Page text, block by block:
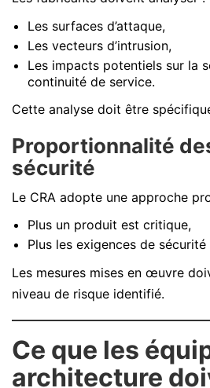
Les surfaces d’attaque,
Les vecteurs d’intrusion,
Les impacts potentiels sur la
continuité de service.
Cette analyse doit être
Proportionnalité
sécurité
Le CRA adopte une approche
Plus un produit est critique,
Plus les exigences de
Les mesures mises en œuvre
niveau de risque identifié.
Ce que les
architecture